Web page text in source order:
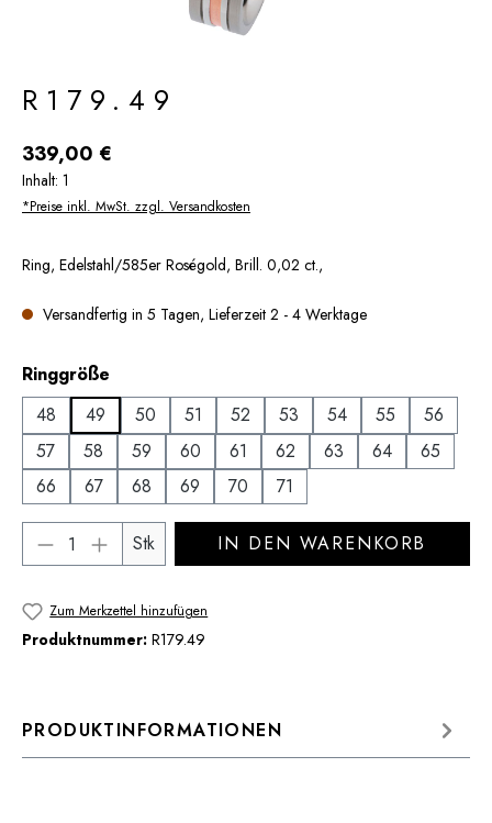
R179.49
Regulärer Preis:
339,00 €
Inhalt: 1
*Preise inkl. MwSt. zzgl. Versandkosten
Ring, Edelstahl/585er Roségold, Brill. 0,02 ct.,
Versandfertig in 5 Tagen, Lieferzeit 2 - 4 Werktage
Ringgröße
48
49 50 51 52 53 54 55
56
57
58 59 60 61 62 63 64
65
66
67 68 69 70 71
Produkt Anzahl: Gib den gewünschten
Stk IN DEN WARENKORB
Zum Merkzettel hinzufügen
Produktnummer: R179.49
PRODUKTINFORMATIONEN